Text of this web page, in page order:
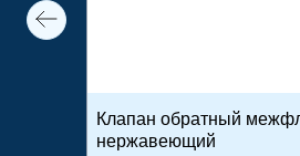
Клапан обратный
нержавеющий